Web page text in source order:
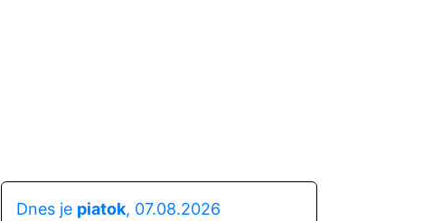
Dnes je piatok, 07.08.2026